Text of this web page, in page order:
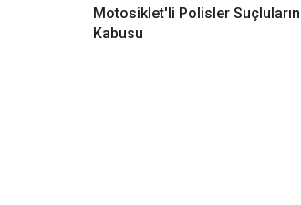
Motosiklet'li Polisler Suçluların
Kabusu